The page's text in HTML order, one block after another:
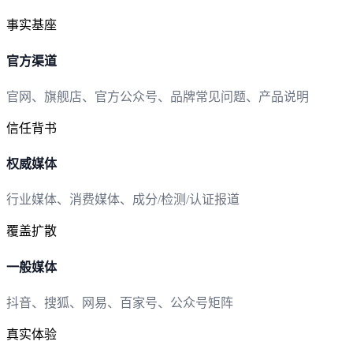
事实基座
官方渠道
官网、旗舰店、官方公众号、品牌常见问题、产品说明
信任背书
权威媒体
行业媒体、消费媒体、成分/检测/认证报道
覆盖扩散
一般媒体
抖音、搜狐、网易、百家号、公众号矩阵
真实体验